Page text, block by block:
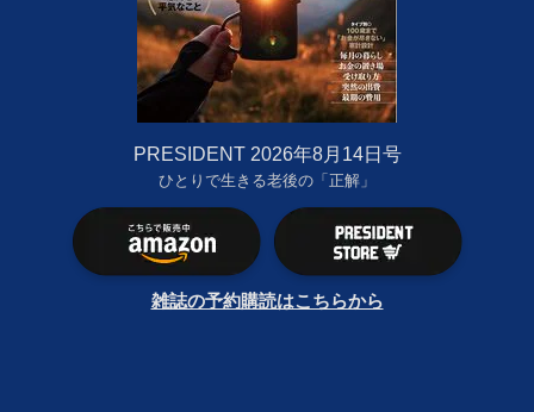
PRESIDENT 2026年8月14日号
ひとりで生きる老後の「正解」
雑誌の予約購読はこちらから